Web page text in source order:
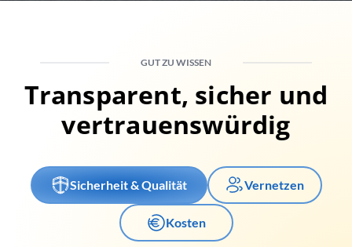
GUT ZU WISSEN
Transparent, sicher und
vertrauenswürdig
Sicherheit & Qualität Vernetzen
Kosten